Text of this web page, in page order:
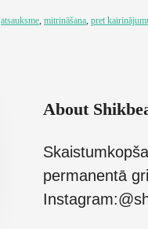
atsauksme, mitrināšana, pret
About
permanentā